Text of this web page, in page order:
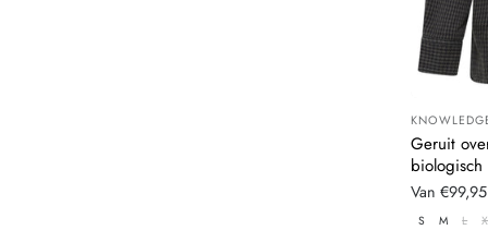
Geruit
biologisch
Normale
prijs
Van
S M L